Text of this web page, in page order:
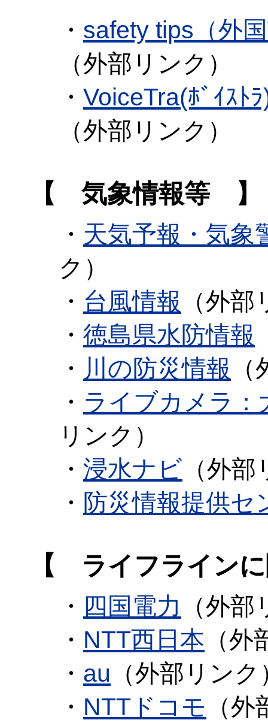
・ safety tips（外
（外部リンク）
・ VoiceTra(ﾎﾞｲｽﾄ
（外部リンク）
【 気象情報等 】
・ 天気予報・気象
ク）
・ 台風情報 （外
・ 徳島県水防情報
・ 川の防災情報
・ ライブカメラ：
リンク）
・ 浸水ナビ （外
・ 防災情報提供セ
【 ライフライン
・ 四国電力
（外
・ NTT西日本 （
・ au （外部リンク
・ NTTドコモ （